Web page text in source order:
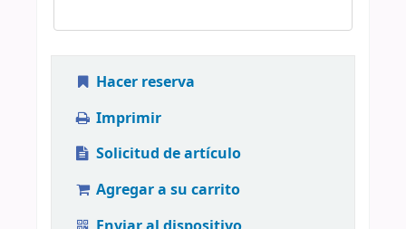
Hacer reserva
Imprimir
Solicitud de artículo
Agregar a su carrito